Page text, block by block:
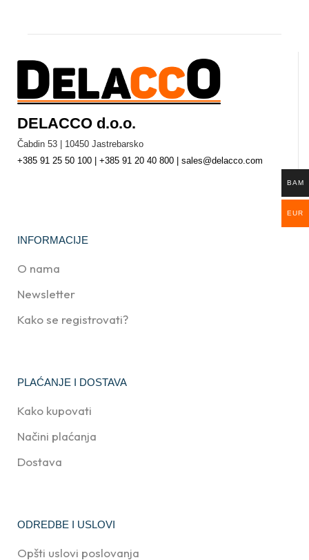
DELACCO d.o.o.
Čabdin 53 | 10450 Jastrebarsko
+385 91 25 50 100 | +385 91 20 40 800 | sales@delacco.com
INFORMACIJE
O nama
Newsletter
Kako se registrovati?
PLAĆANJE I DOSTAVA
Kako kupovati
Načini plaćanja
Dostava
ODREDBE I USLOVI
Opšti uslovi poslovanja
BAM
EUR